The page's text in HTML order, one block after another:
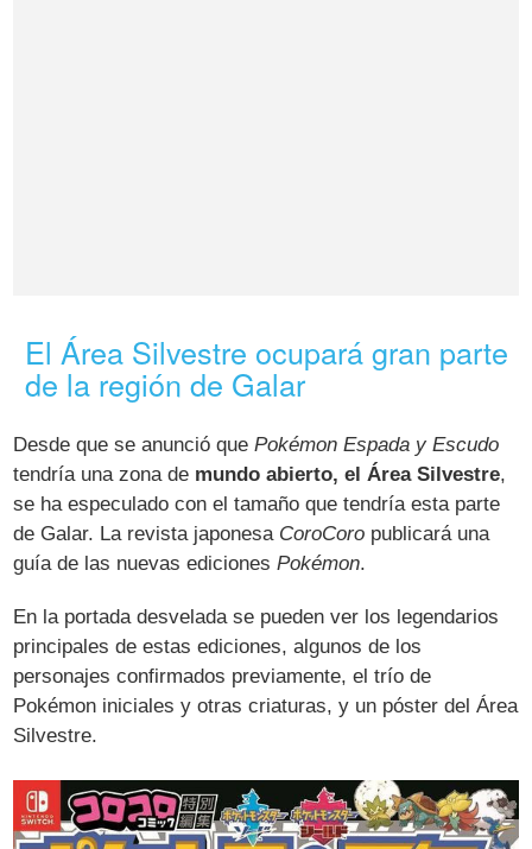
El Área Silvestre ocupará gran parte
de la región de Galar
Desde que se anunció quePokémon Espada y Escudo
tendría una zona de mundo abierto, el Área Silvestre,
se ha especulado con el tamaño que tendría esta parte
de Galar. La revista japonesa CoroCoro publicará una
guía de las nuevas edicionesPokémon.
En la portada desvelada se pueden ver los legendarios
principales de estas ediciones, algunos de los
personajes confirmados previamente, el trío de
Pokémon iniciales y otras criaturas, y un póster del Área
Silvestre.